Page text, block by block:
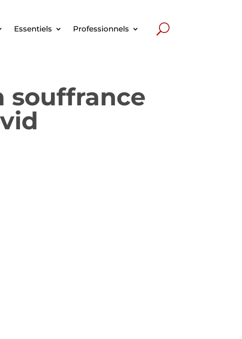
Essentiels Professionnels
souffrance